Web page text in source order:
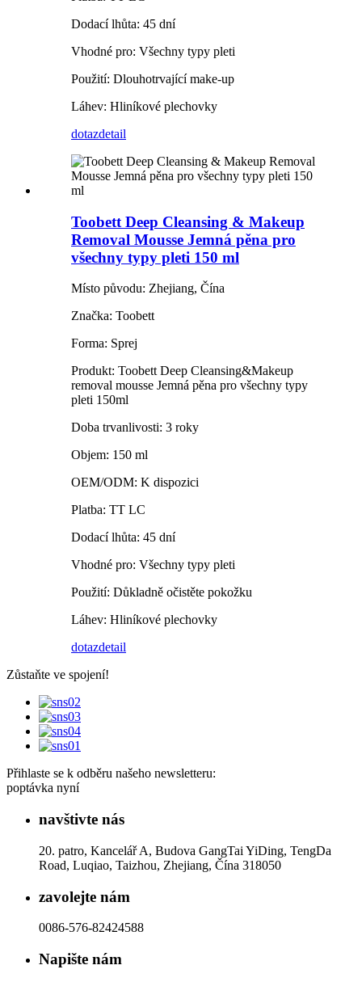
Dodací lhůta: 45 dní
Vhodné pro: Všechny typy pleti
Použití: Dlouhotrvající make-up
Láhev: Hliníkové plechovky
dotazdetail
Toobett Deep Cleansing & Makeup
Removal Mousse Jemná pěna pro
všechny typy pleti 150 ml
Místo původu: Zhejiang, Čína
Značka: Toobett
Forma: Sprej
Produkt: Toobett Deep Cleansing&Makeup
removal mousse Jemná pěna pro všechny typy
pleti 150ml
Doba trvanlivosti: 3 roky
Objem: 150 ml
OEM/ODM: K dispozici
Platba: TT LC
Dodací lhůta: 45 dní
Vhodné pro: Všechny typy pleti
Použití: Důkladně očistěte pokožku
Láhev: Hliníkové plechovky
dotazdetail
Zůstaňte ve spojení!
Přihlaste se k odběru našeho newsletteru:
poptávka nyní
navštivte nás
20. patro, Kancelář A, Budova GangTai YiDing, TengDa
Road, Luqiao, Taizhou, Zhejiang, Čína 318050
zavolejte nám
0086-576-82424588
Napište nám